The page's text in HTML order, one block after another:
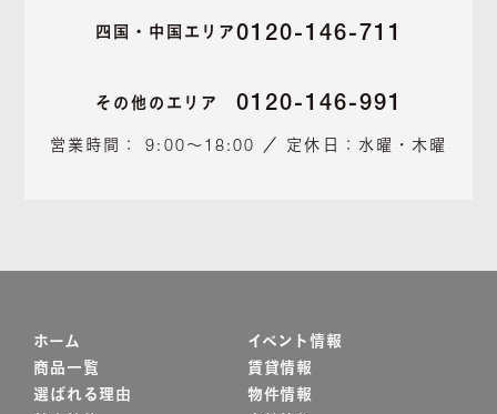
四国・中国エリア 0120-146-711
その他のエリア 0120-146-991
営業時間： 9:00～18:00 ／ 定休日：水曜・木曜
ホーム
商品一覧
選ばれる理由
イベント情報
賃貸情報
物件情報